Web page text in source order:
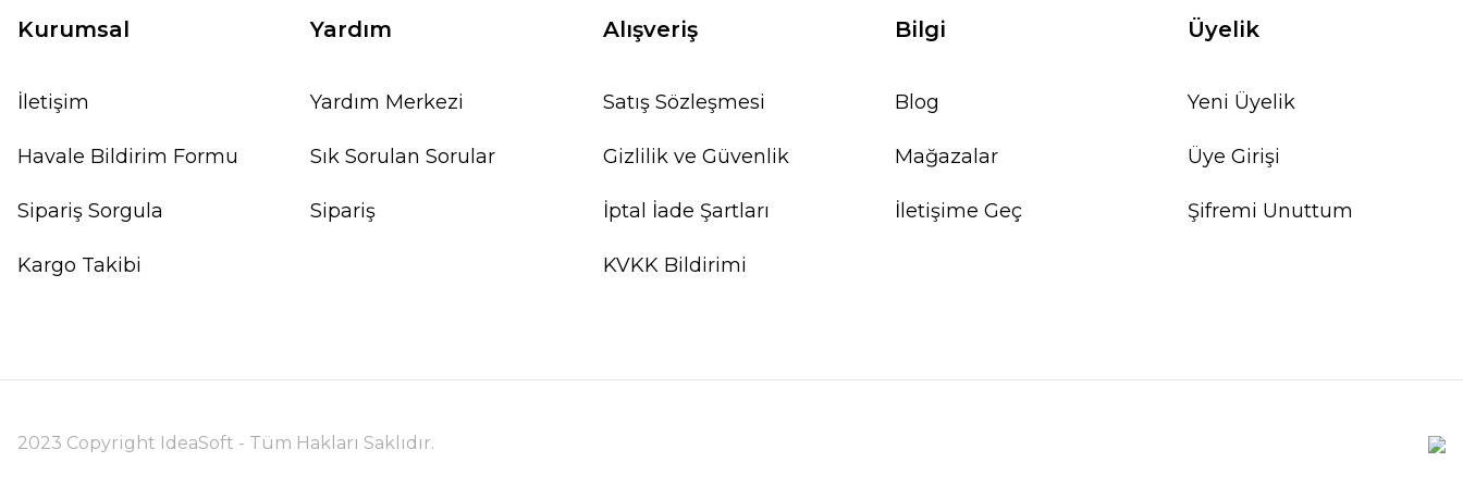
Kurumsal
İletişim
Havale Bildirim Formu
Sipariş Sorgula
Kargo Takibi
Yardım
Yardım Merkezi
Sık Sorulan Sorular
Sipariş
Alışveriş
Satış Sözleşmesi
Gizlilik ve Güvenlik
İptal İade Şartları
KVKK Bildirimi
Bilgi
Blog
Mağazalar
İletişime Geç
Üyelik
Yeni Üyelik
Üye Girişi
Şifremi Unuttum
2023 Copyright IdeaSoft - Tüm Hakları Saklıdır.